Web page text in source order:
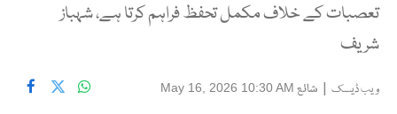
تعصبات کے خلاف مکمل تحفظ فراہم کرتا ہے، شہباز
شریف
ویب ڈیسک | شائع May 16, 2026 10:30 AM